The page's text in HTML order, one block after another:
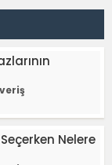
Nelere